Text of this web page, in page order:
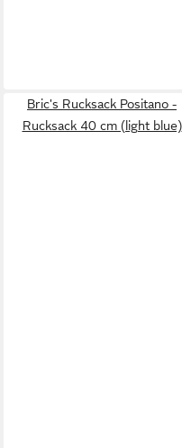
Bric's Rucksack Positano -
Rucksack 40 cm (light blue)